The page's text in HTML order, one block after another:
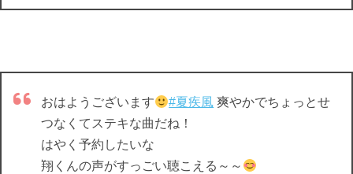
おはようございます #夏疾風 爽やかでちょっとせ
つなくてステキな曲だね！
はやく予約したいな
翔くんの声がすっごい聴こえる～～